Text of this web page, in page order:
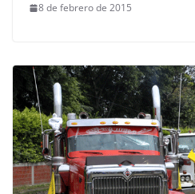
8 de febrero de 2015